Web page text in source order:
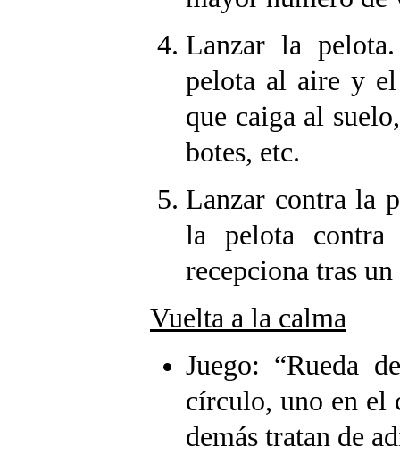
Lanzar la
pelota al aire y
que caiga al
botes, etc.
Lanzar contra la
la pelota
recepciona tras
Vuelta a la calma
Juego: “Rueda
círculo, uno en el
demás tratan de